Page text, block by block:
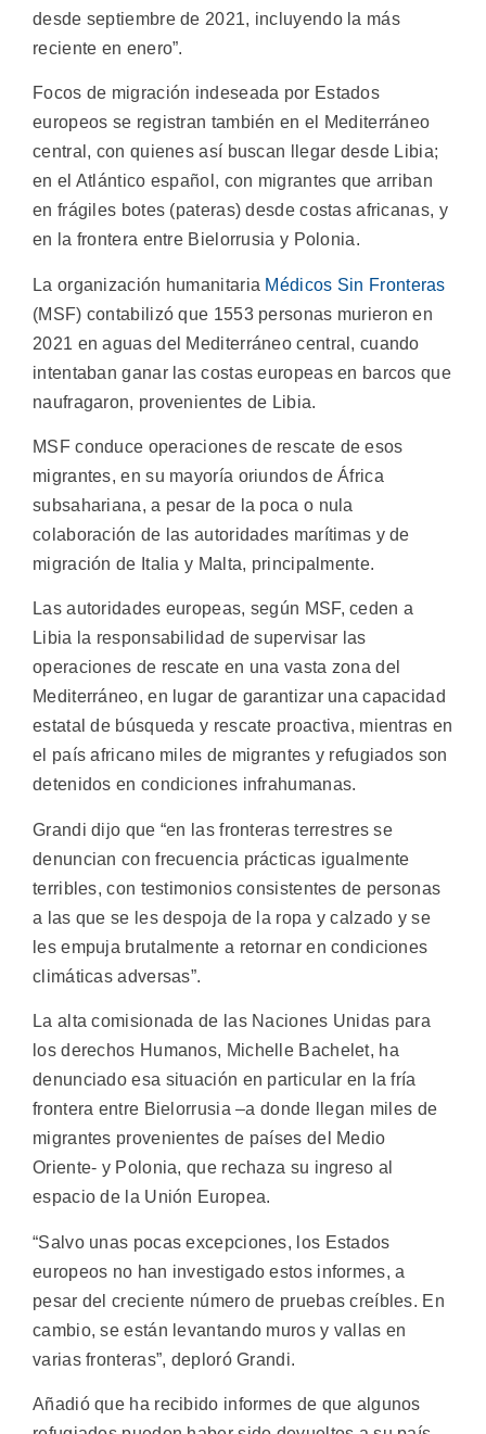
desde septiembre de 2021, incluyendo la más
reciente en enero”.
Focos de migración indeseada por Estados
europeos se registran también en el Mediterráneo
central, con quienes así buscan llegar desde Libia;
en el Atlántico español, con migrantes que arriban
en frágiles botes (pateras) desde costas africanas, y
en la frontera entre Bielorrusia y Polonia.
La organización humanitaria Médicos Sin Fronteras
(MSF) contabilizó que 1553 personas murieron en
2021 en aguas del Mediterráneo central, cuando
intentaban ganar las costas europeas en barcos que
naufragaron, provenientes de Libia.
MSF conduce operaciones de rescate de esos
migrantes, en su mayoría oriundos de África
subsahariana, a pesar de la poca o nula
colaboración de las autoridades marítimas y de
migración de Italia y Malta, principalmente.
Las autoridades europeas, según MSF, ceden a
Libia la responsabilidad de supervisar las
operaciones de rescate en una vasta zona del
Mediterráneo, en lugar de garantizar una capacidad
estatal de búsqueda y rescate proactiva, mientras en
el país africano miles de migrantes y refugiados son
detenidos en condiciones infrahumanas.
Grandi dijo que “en las fronteras terrestres se
denuncian con frecuencia prácticas igualmente
terribles, con testimonios consistentes de personas
a las que se les despoja de la ropa y calzado y se
les empuja brutalmente a retornar en condiciones
climáticas adversas”.
La alta comisionada de las Naciones Unidas para
los derechos Humanos, Michelle Bachelet, ha
denunciado esa situación en particular en la fría
frontera entre Bielorrusia –a donde llegan miles de
migrantes provenientes de países del Medio
Oriente- y Polonia, que rechaza su ingreso al
espacio de la Unión Europea.
“Salvo unas pocas excepciones, los Estados
europeos no han investigado estos informes, a
pesar del creciente número de pruebas creíbles. En
cambio, se están levantando muros y vallas en
varias fronteras”, deploró Grandi.
Añadió que ha recibido informes de que algunos